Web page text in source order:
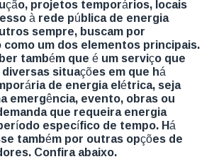
à rede pública de energia
sempre, buscam por
um dos elementos principais.
também que é um serviço que
situações em que há
de energia elétrica, seja
emergência, evento, obras ou
que requeira energia
específico de tempo. Há
também por outras opções de
Confira abaixo.